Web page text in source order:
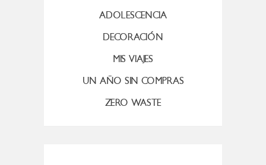
ADOLESCENCIA
DECORACIÓN
MIS VIAJES
UN AÑO SIN COMPRAS
ZERO WASTE